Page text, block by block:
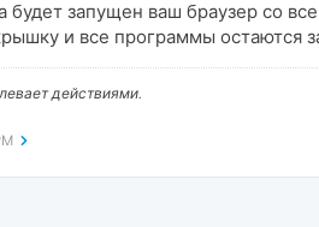
будет запущен ваш браузер со
и все программы
действиями.